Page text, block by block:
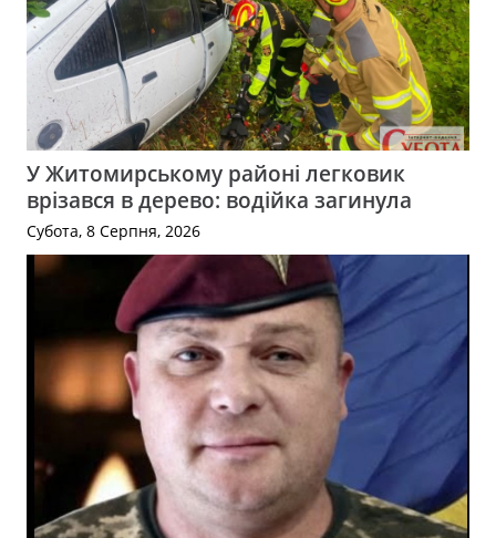
У Житомирському районі легковик
врізався в дерево: водійка загинула
Субота, 8 Серпня, 2026